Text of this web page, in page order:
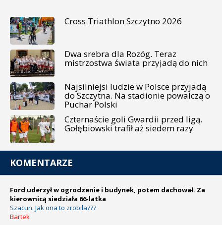
Cross Triathlon Szczytno 2026
Dwa srebra dla Rozóg. Teraz
mistrzostwa świata przyjadą do nich
Najsilniejsi ludzie w Polsce przyjadą
do Szczytna. Na stadionie powalczą o
Puchar Polski
Czternaście goli Gwardii przed ligą.
Gołębiowski trafił aż siedem razy
KOMENTARZE
Ford uderzył w ogrodzenie i budynek, potem dachował. Za
kierownicą siedziała 66-latka
Szacun. Jak ona to zrobila???
Bartek